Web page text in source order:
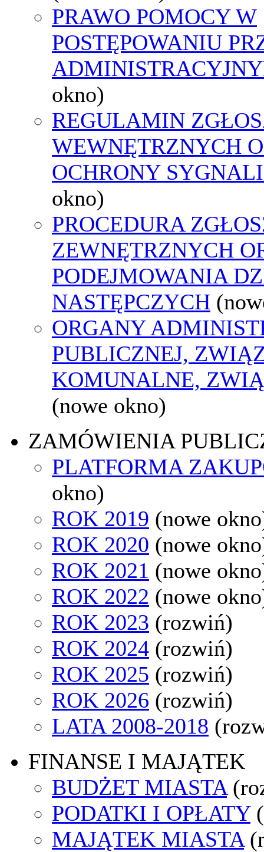
PRAWO POMOCY W
POSTĘPOWANIU
okno)
REGULAMIN
WEWNĘTRZNYCH
OCHRONY
okno)
PROCEDURA
ZEWNĘTRZNYCH
PODEJMOWANIA
NASTĘPCZYCH
ORGANY
PUBLICZNEJ,
KOMUNALNE,
(nowe okno)
ZAMÓWIENIA
PLATFORMA
okno)
ROK 2019 (nowe
ROK 2020 (nowe
ROK 2021 (nowe
ROK 2022 (nowe
ROK 2023 (rozwiń)
ROK 2024 (rozwiń)
ROK 2025 (rozwiń)
ROK 2026 (rozwiń)
LATA 2008-2018
FINANSE I MAJĄTEK
BUDŻET MIASTA
PODATKI I OPŁATY
MAJĄTEK MIASTA